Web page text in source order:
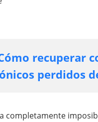
recuperar
perdidos
completamente